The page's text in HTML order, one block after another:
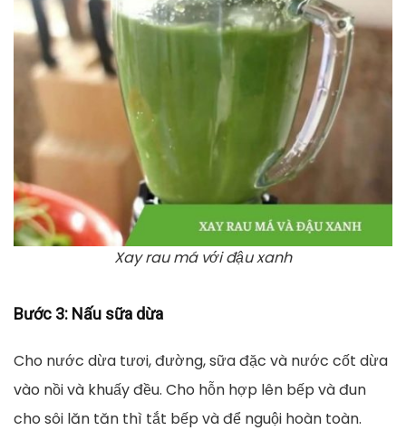
Xay rau má với đậu xanh
Bước 3: Nấu sữa dừa
Cho nước dừa tươi, đường, sữa đặc và nước cốt dừa
vào nồi và khuấy đều. Cho hỗn hợp lên bếp và đun
cho sôi lăn tăn thì tắt bếp và để nguội hoàn toàn.